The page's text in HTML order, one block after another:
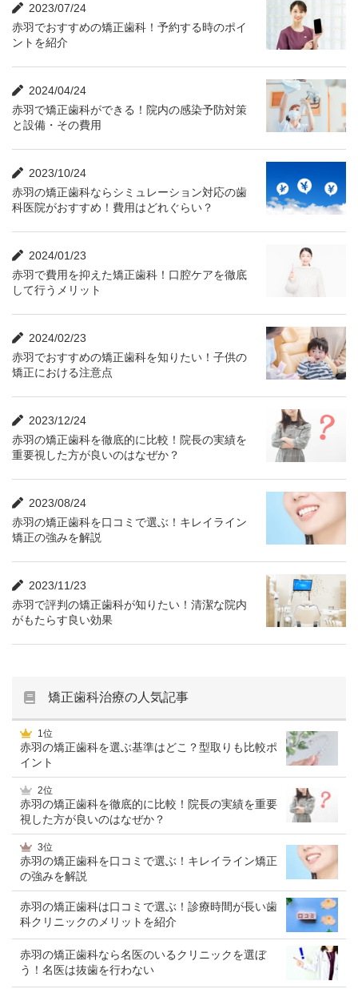
2023/07/24
赤羽でおすすめの矯正歯科！予約する時のポイ
ントを紹介
2024/04/24
赤羽で矯正歯科ができる！院内の感染予防対策
と設備・その費用
2023/10/24
赤羽の矯正歯科ならシミュレーション対応の歯
科医院がおすすめ！費用はどれぐらい？
2024/01/23
赤羽で費用を抑えた矯正歯科！口腔ケアを徹底
して行うメリット
2024/02/23
赤羽でおすすめの矯正歯科を知りたい！子供の
矯正における注意点
2023/12/24
赤羽の矯正歯科を徹底的に比較！院長の実績を
重要視した方が良いのはなぜか？
2023/08/24
赤羽の矯正歯科を口コミで選ぶ！キレイライン
矯正の強みを解説
2023/11/23
赤羽で評判の矯正歯科が知りたい！清潔な院内
がもたらす良い効果
矯正歯科治療の人気記事
1位
赤羽の矯正歯科を選ぶ基準はどこ？型取りも比較ポ
イント
2位
赤羽の矯正歯科を徹底的に比較！院長の実績を重要
視した方が良いのはなぜか？
3位
赤羽の矯正歯科を口コミで選ぶ！キレイライン矯正
の強みを解説
赤羽の矯正歯科は口コミで選ぶ！診療時間が長い歯
科クリニックのメリットを紹介
赤羽の矯正歯科なら名医のいるクリニックを選ぼ
う！名医は抜歯を行わない